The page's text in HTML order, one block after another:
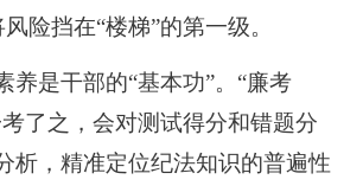
险挡在“楼梯”的第一级。
是干部的“基本功”。“廉考
了之，会对测试得分和错题分
析，精准定位纪法知识的普遍性